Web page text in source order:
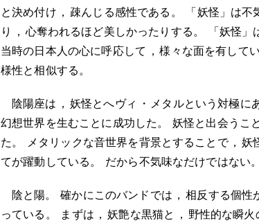
と決め付け ， 疎んじる感性である 。 「妖怪」は不
り
， 心奪われるほど美しかったりする 。 「妖怪
当時の日本人の心に呼応して ， 様々な面を有して
様性と相似する 。
陰陽座は ， 妖怪とへヴィ ・ メタルという対極に
幻想世界を生むことに成功した 。 妖怪と出会うこ
た 。 メタリックな音世界を背景とすることで ， 妖
てが躍動している 。 だから不気味なだけではない。
陰と陽。 確かにこのバンドでは ， 相反する個性
っている 。 まずは ， 妖艶な黒猫と ， 野性的な瞬火